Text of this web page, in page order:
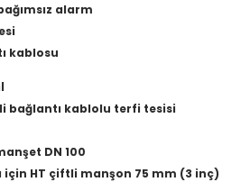
alarm
kablosu
bağlantı kablolu terfi tesisi
DN 100
için HT çiftli manşon 75 mm (3 inç)